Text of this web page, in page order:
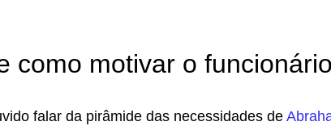
como motivar o
falar da pirâmide das necessidades de